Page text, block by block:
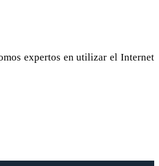
expertos en utilizar el Internet